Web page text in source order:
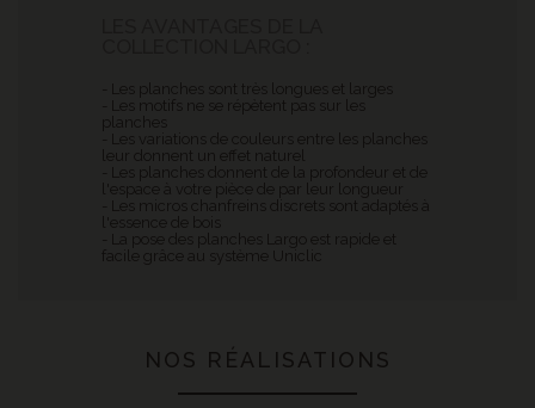
- Les planches sont très longues et larges
- Les motifs ne se répètent pas sur les
- Les variations de couleurs entre les planches
leur donnent un effet naturel
- Les planches donnent de la profondeur et de
l'espace à votre pièce de par leur longueur
- Les micros chanfreins discrets sont adaptés à
- La pose des planches Largo est rapide et
facile grâce au système Uniclic
NOS RÉALISATIONS